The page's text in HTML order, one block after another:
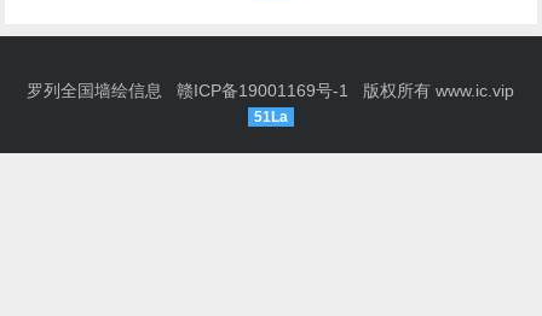
罗列全国墙绘信息赣ICP备19001169号-1 版权所有www.ic.vip
51La